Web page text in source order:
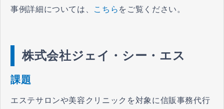
事例詳細については、 こちら をご覧ください。
株式会社ジェイ・シー・エス
課題
エステサロンや美容クリニックを対象に信販事務代行